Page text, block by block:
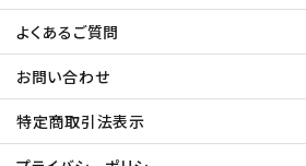
よくあるご質問
お問い合わせ
特定商取引法表示